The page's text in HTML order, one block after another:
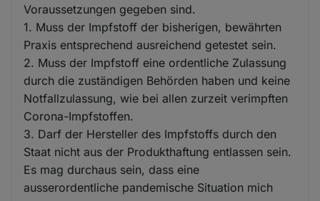
Voraussetzungen gegeben sind.
1. Muss der Impfstoff der bisherigen, bewährten
Praxis entsprechend ausreichend getestet sein.
2. Muss der Impfstoff eine ordentliche Zulassung
durch die zuständigen Behörden haben und keine
Notfallzulassung, wie bei allen zurzeit verimpften
Corona-Impfstoffen.
3. Darf der Hersteller des Impfstoffs durch den
Staat nicht aus der Produkthaftung entlassen sein.
Es mag durchaus sein, dass eine
ausserordentliche pandemische Situation mich